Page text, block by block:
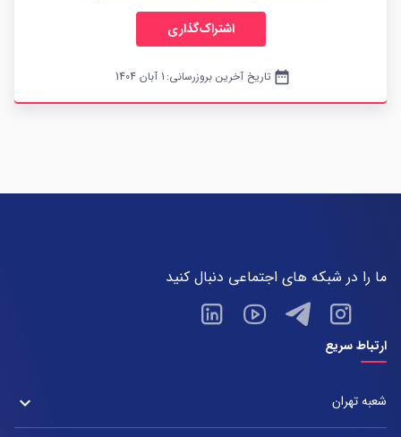
اشتراک‌گذاری
date_range تاریخ آخرین بروزرسانی: 1 آبان 1404
ارتباط سریع
شعبه تهران keyboard_arrow_down
ما را در شبکه های اجتماعی دنبال کنید